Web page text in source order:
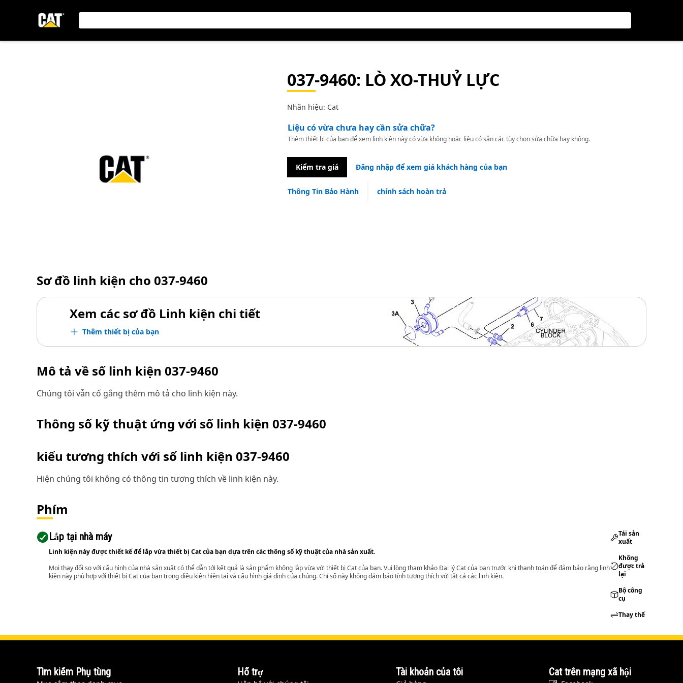
037-9460: LÒ XO-THUỶ LỰC
Nhãn hiệu: Cat
Liệu có vừa chưa hay cần sửa chữa?
Thêm thiết bị của bạn để xem linh kiện này có vừa không hoặc liệu có sẵn các tùy chọn sửa chữa hay không.
Kiểm tra giá Đăng nhập để xem giá khách hàng của bạn
Thông Tin Bảo Hành chính sách hoàn trả
Sơ đồ linh kiện cho 037-9460
Xem các sơ đồ Linh kiện chi tiết
Thêm thiết bị của bạn
Mô tả về số linh kiện 037-9460
Chúng tôi vẫn cố gắng thêm mô tả cho linh kiện này.
Thông số kỹ thuật ứng với số linh kiện 037-9460
kiểu tương thích với số linh kiện 037-9460
Hiện chúng tôi không có thông tin tương thích về linh kiện này.
Phím
Lắp tại nhà máy
Linh kiện này được thiết kế để lắp vừa thiết bị Cat của bạn dựa trên các thông số kỹ thuật của nhà sản xuất.
Mọi thay đổi so với cấu hình của nhà sản xuất có thể dẫn tới kết quả là sản phẩm không lắp vừa với thiết bị Cat của bạn. Vui lòng tham khảo Đại lý Cat của bạn trước khi thanh toán để đảm bảo rằng linh
kiện này phù hợp với thiết bị Cat của bạn trong điều kiện hiện tại và cấu hình giả định của chúng. Chỉ số này không đảm bảo tính tương thích với tất cả các linh kiện.
Tái sản
xuất
Không
được trả
lại
Bộ công
cụ
Thay thế
Tìm kiếm Phụ tùng Hỗ trợ Tài khoản của tôi Cat trên mạng xã hội